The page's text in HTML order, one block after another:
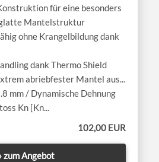
für eine besonders
Mantelstruktur
ohne Krangelbildung dank
dank Thermo Shield
abriebfester Mantel aus...
mm / Dynamische Dehnung
Kn [Kn...
102,00 EUR
zum Angebot